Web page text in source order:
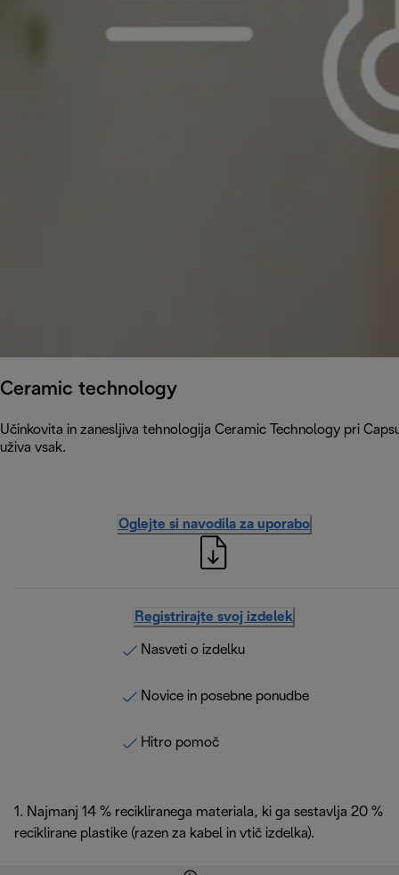
Ceramic technology
Učinkovita in zanesljiva tehnologija Ceramic Technology pri
uživa vsak.
Oglejte si navodila za uporabo
Registrirajte svoj izdelek
Nasveti o izdelku
Novice in posebne ponudbe
Hitro pomoč
1. Najmanj 14 % recikliranega materiala, ki ga sestavlja 20 %
reciklirane plastike (razen za kabel in vtič izdelka).